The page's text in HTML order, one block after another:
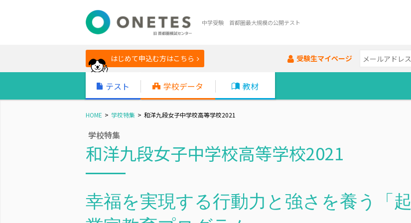
中学受験 首都圏最大規模の公開テスト
はじめて申込む方はこちら 受験生マイページ
テスト 学校データ 教材
HOME 学校特集 和洋九段女子中学校高等学校2021
学校特集
和洋九段女子中学校高等学校2021
幸福を実現する行動力と強さを養う「起